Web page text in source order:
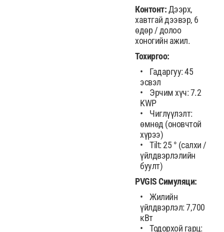
Контонт:Дээрх,
хавтгай дээвэр, 6
өдөр / долоо
хоногийн ажил.
Тохиргоо:
Гадаргуу: 45
эсвэл
Эрчим хүч: 7.2
KWP
Чиглүүлэлт:
өмнөд (оновчтой
хүрээ)
Tilt: 25 ° (салхи /
үйлдвэрлэлийн
буулт)
PVGIS Симуляци:
Жилийн
үйлдвэрлэл: 7,700
кВт
Тодорхой гарц: